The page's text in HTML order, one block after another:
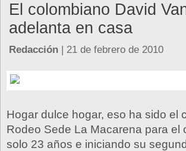
El colombiano David
adelanta en casa
Redacción | 21 de febrero de 2010
Hogar dulce hogar, eso ha sido el
Rodeo Sede La Macarena para
solo 23 años e iniciando su